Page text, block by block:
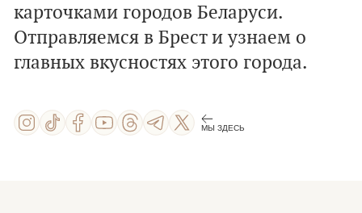
карточками городов Беларуси.
Отправляемся в Брест и узнаем о
главных вкусностях этого города.
МЫ ЗДЕСЬ